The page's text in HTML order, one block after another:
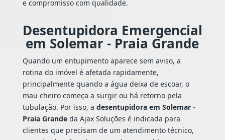
e compromisso com qualidade.
Desentupidora Emergencial
em Solemar - Praia Grande
Quando um entupimento aparece sem aviso, a
rotina do imóvel é afetada rapidamente,
principalmente quando a água deixa de escoar, o
mau cheiro começa a surgir ou há retorno pela
tubulação. Por isso, a desentupidora em Solemar -
Praia Grandeda Ajax Soluções é indicada para
clientes que precisam de um atendimento técnico,